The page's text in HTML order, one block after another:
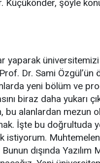
Küçükönder, şöyle
yaparak
Dr. Sami Özgül’ün
yeni bölüm ve
biraz daha yukarı
alanlardan mezun
İşte bu doğrultuda
istiyorum.
dışında